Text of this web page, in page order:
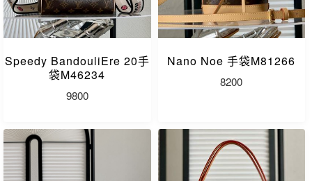
Speedy BandouliEre 20手
袋M46234
9800
Nano Noe 手袋M81266
8200